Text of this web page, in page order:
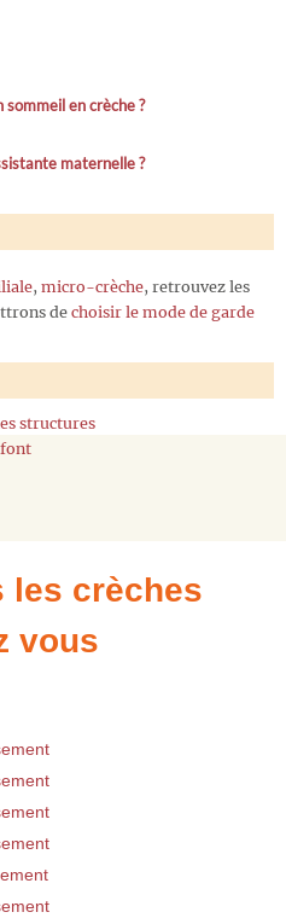
en crèche ?
maternelle ?
, micro-crèche, retrouvez les
de choisir le mode de garde
structures
les crèches
vous